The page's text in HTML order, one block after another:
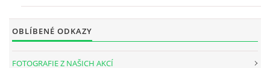
OBLÍBENÉ ODKAZY
FOTOGRAFIE Z NAŠICH AKCÍ